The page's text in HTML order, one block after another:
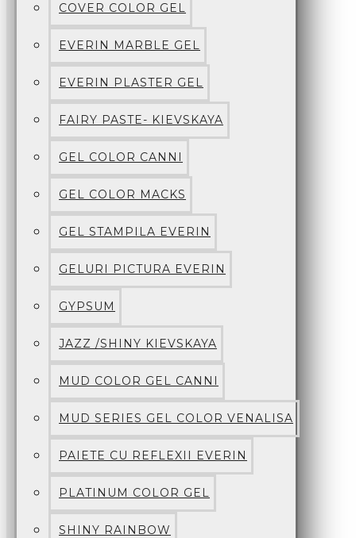
COVER COLOR GEL
EVERIN MARBLE GEL
EVERIN PLASTER GEL
FAIRY PASTE- KIEVSKAYA
GEL COLOR CANNI
GEL COLOR MACKS
GEL STAMPILA EVERIN
GELURI PICTURA EVERIN
GYPSUM
JAZZ /SHINY KIEVSKAYA
MUD COLOR GEL CANNI
MUD SERIES GEL COLOR VENALISA
PAIETE CU REFLEXII EVERIN
PLATINUM COLOR GEL
SHINY RAINBOW